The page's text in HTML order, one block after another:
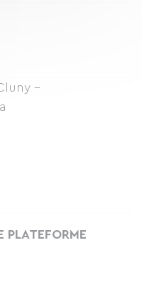
PLATEFORME